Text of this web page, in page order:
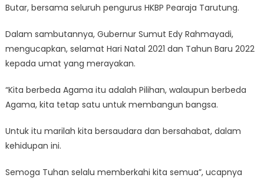
Butar, bersama seluruh pengurus HKBP Pearaja Tarutung.
Dalam sambutannya, Gubernur Sumut Edy Rahmayadi,
mengucapkan, selamat Hari Natal 2021 dan Tahun Baru 2022
kepada umat yang merayakan.
“Kita berbeda Agama itu adalah Pilihan, walaupun berbeda
Agama, kita tetap satu untuk membangun bangsa.
Untuk itu marilah kita bersaudara dan bersahabat, dalam
kehidupan ini.
Semoga Tuhan selalu memberkahi kita semua”, ucapnya